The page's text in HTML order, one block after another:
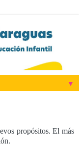
▼
propósitos. El más